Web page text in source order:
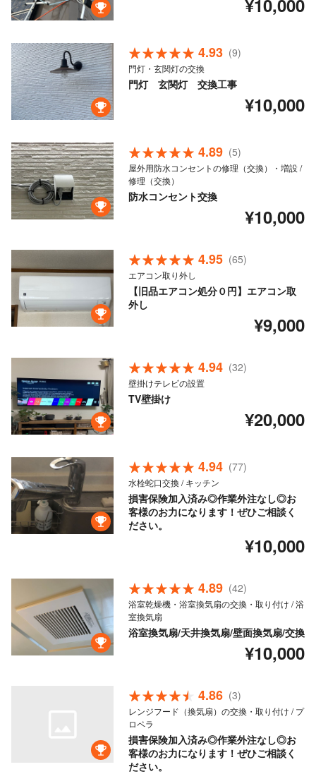
¥10,000
4.93 (9)
門灯・玄関灯の交換
門灯 玄関灯 交換工事
¥10,000
4.89 (5)
屋外用防水コンセントの修理（交換）・増設 /
修理（交換）
防水コンセント交換
¥10,000
4.95 (65)
エアコン取り外し
【旧品エアコン処分０円】エアコン取
外し
¥9,000
4.94 (32)
壁掛けテレビの設置
TV壁掛け
¥20,000
4.94 (77)
水栓蛇口交換 / キッチン
損害保険加入済み◎作業外注なし◎お
客様のお力になります！ぜひご相談く
ださい。
¥10,000
4.89 (42)
浴室乾燥機・浴室換気扇の交換・取り付け / 浴
室換気扇
浴室換気扇/天井換気扇/壁面換気扇/交換
¥10,000
4.86 (3)
レンジフード（換気扇）の交換・取り付け / プ
ロペラ
損害保険加入済み◎作業外注なし◎お
客様のお力になります！ぜひご相談く
ださい。